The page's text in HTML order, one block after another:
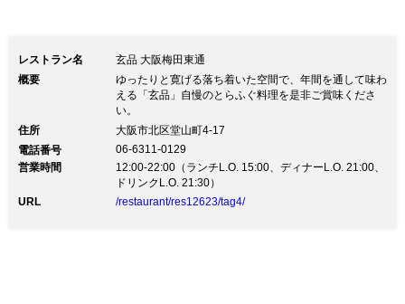
レストラン名
玄品 大阪梅田東通
概要
ゆったりと寛げる落ち着いた空間で、年間を通して味わ
える「玄品」自慢のとらふぐ料理を是非ご賞味くださ
い。
住所
大阪市北区堂山町4-17
電話番号
06-6311-0129
営業時間
12:00-22:00（ランチL.O. 15:00、ディナーL.O. 21:00、
ドリンクL.O. 21:30）
URL
/restaurant/res12623/tag4/